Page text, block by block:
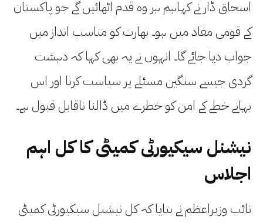
اسحاق ڈار نے کہاہم ہر وہ قدم اٹھائیں گے جو پاکستان
کے قومی مفاد میں ہو۔ بھارت کو مناسب انداز میں
جواب دیا جائے گا۔ انہوں نے یہ بھی کہا کہ دہشت
گردی جیسے سنگین مسئلے پر سیاست کرنا اور اس
بہانے خطے کے امن کو خطرے میں ڈالنا ناقابل قبول ہے۔
نیشنل سیکیورٹی کمیٹی کا کل اہم
اجلاس
نائب وزیراعظم نے بتایا کہ کل نیشنل سیکیورٹی کمیٹی